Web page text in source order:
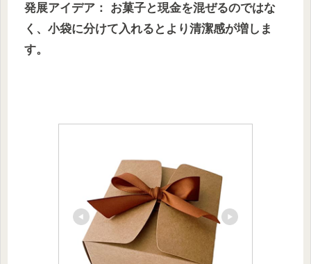
発展アイデア： お菓子と現金を混ぜるのではな
く、小袋に分けて入れるとより清潔感が増しま
す。